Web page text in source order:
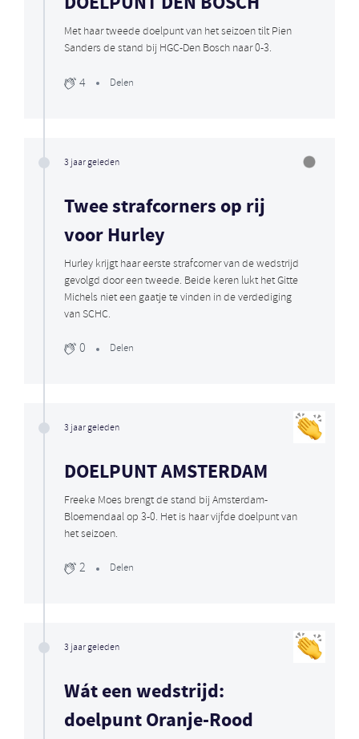
Met haar tweede doelpunt van het seizoen tilt Pien
Sanders de stand bij HGC-Den Bosch naar 0-3.
4 Delen
3 jaar geleden
Twee strafcorners op rij
voor Hurley
Hurley krijgt haar eerste strafcorner van de wedstrijd
gevolgd door een tweede. Beide keren lukt het Gitte
Michels niet een gaatje te vinden in de verdediging
van SCHC.
0 Delen
3 jaar geleden
DOELPUNT AMSTERDAM
Freeke Moes brengt de stand bij Amsterdam-
Bloemendaal op 3-0. Het is haar vijfde doelpunt van
het seizoen.
2 Delen
3 jaar geleden
Wát een wedstrijd:
doelpunt Oranje-Rood